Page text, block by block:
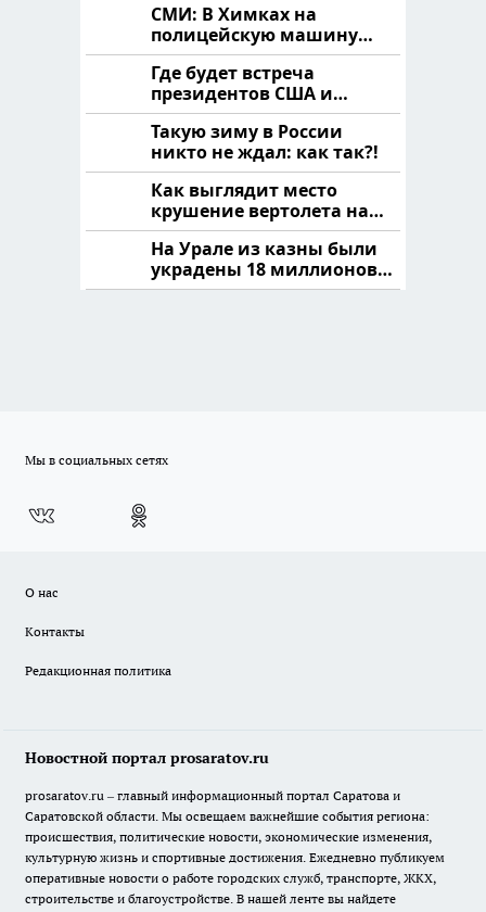
СМИ: В Химках на
полицейскую машину
напали и подожгли.
Где будет встреча
президентов США и
России: Европа?
Такую зиму в России
никто не ждал: как так?!
Как выглядит место
крушение вертолета на
Кавказе: смотреть
На Урале из казны были
украдены 18 миллионов
рублей
Мы в социальных сетях
О нас
Контакты
Редакционная политика
Новостной портал prosaratov.ru
prosaratov.ru – главный информационный портал Саратова и
Саратовской области. Мы освещаем важнейшие события региона:
происшествия, политические новости, экономические изменения,
культурную жизнь и спортивные достижения. Ежедневно публикуем
оперативные новости о работе городских служб, транспорте, ЖКХ,
строительстве и благоустройстве. В нашей ленте вы найдете